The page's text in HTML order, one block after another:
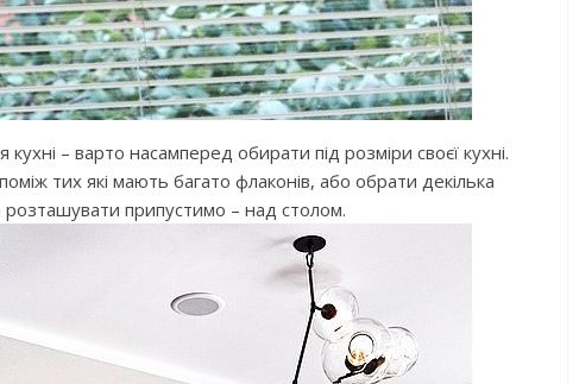
– варто насамперед обирати під розміри своєї кухні.
тих які мають багато флаконів, або обрати декілька
розташувати припустимо – над столом.